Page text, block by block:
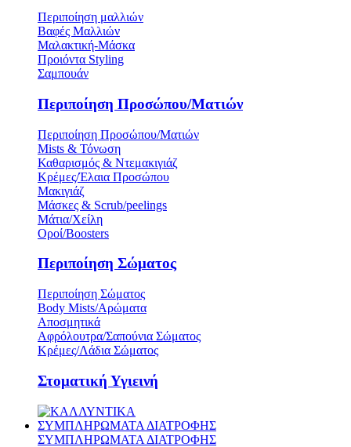
Περιποίηση μαλλιών
Βαφές Μαλλιών
Μαλακτική-Μάσκα
Προιόντα Styling
Σαμπουάν
Περιποίηση Προσώπου/Ματιών
Περιποίηση Προσώπου/Ματιών
Mists & Τόνωση
Καθαρισμός & Ντεμακιγιάζ
Κρέμες/Έλαια Προσώπου
Μακιγιάζ
Μάσκες & Scrub/peelings
Μάτια/Χείλη
Οροί/Boosters
Περιποίηση Σώματος
Περιποίηση Σώματος
Body Mists/Αρώματα
Αποσμητικά
Αφρόλουτρα/Σαπούνια Σώματος
Κρέμες/Λάδια Σώματος
Στοματική Υγιεινή
ΣΥΜΠΛΗΡΩΜΑΤΑ ΔΙΑΤΡΟΦΗΣ
ΣΥΜΠΛΗΡΩΜΑΤΑ ΔΙΑΤΡΟΦΗΣ